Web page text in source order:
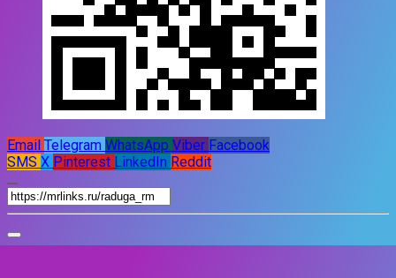
Email Telegram WhatsApp Viber Facebook
SMS X Pinterest LinkedIn Reddit